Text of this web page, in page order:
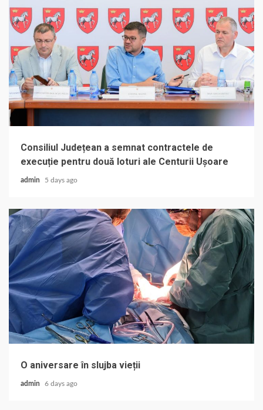
Consiliul Județean a semnat contractele de
execuție pentru două loturi ale Centurii Ușoare
admin 5 days ago
O aniversare în slujba vieții
admin 6 days ago